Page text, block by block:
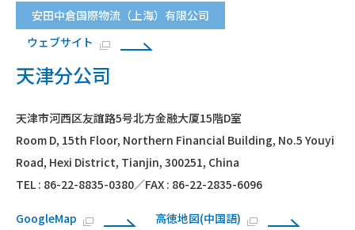
安田中倉国際物流（上海）有限公司
ウェブサイト
天津分公司
天津市河西区友誼路5号北方金融大厦15階D室
Room D, 15th Floor, Northern Financial Building, No.5 Youyi
Road, Hexi District, Tianjin, 300251, China
TEL : 86-22-8835-0380／FAX : 86-22-2835-6096
GoogleMap 高徳地図(中国語)